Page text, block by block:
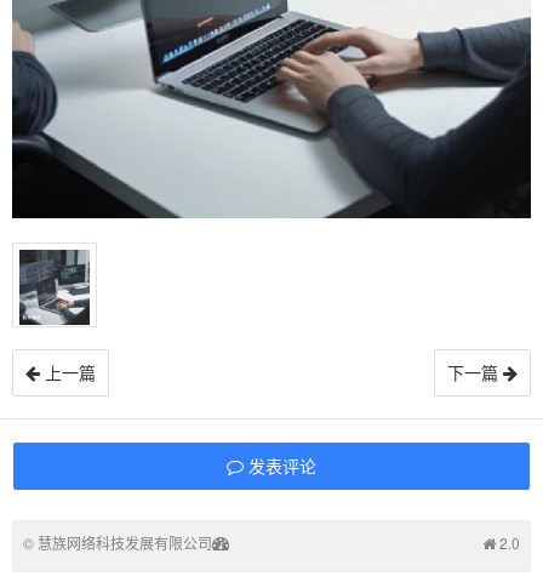
上一篇 下一篇
发表评论
© 慧族网络科技发展有限公司 2.0